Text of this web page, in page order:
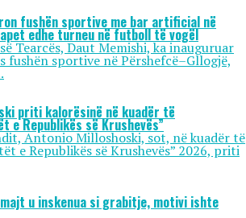
fushën sportive me bar artificial në
edhe turneu në futboll të vogël
Tearcës, Daut Memishi, ka inauguruar
fushën sportive në Përshefcë–Gllogjë,
priti kalorësinë në kuadër të
e Republikës së Krushevës”
Antonio Milloshoski, sot, në kuadër të
e Republikës së Krushevës” 2026, priti
u inskenua si grabitje, motivi ishte